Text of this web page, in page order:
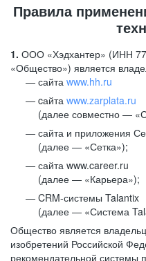
Правила
1. ООО «Хэдхантер» (ИНН
«Общество») является
сайта www.hh.ru
cайта www.zarplata.ru
(далее совместно —
сайта и приложения
(далее — «Сетка»);
сайта www.career.ru
(далее — «Карьера»);
CRM-системы Talantix
(далее — «Система
Общество является
изобретений Российской
рекомендательной системы